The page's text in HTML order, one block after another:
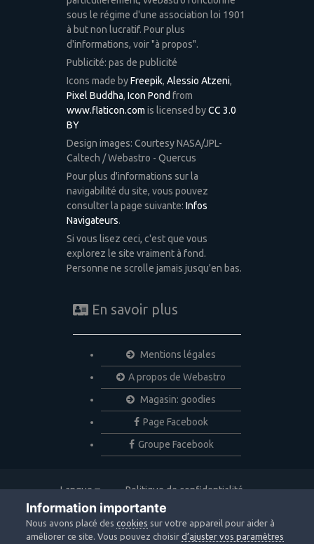
sous le régime d'une association loi 1901
à but non lucratif. Pour plus
d'informations, voir "à propos".
Publicité: pas de publicité
Icons made byFreepik, Alessio Atzeni,
Pixel Buddha, Icon Pond from
www.flaticon.com is licensed byCC 3.0
BY
Design images: Courtesy NASA/JPL-
Caltech / Webastro - Quercus
Pour plus d'informations sur la
navigabilité du site, vous pouvez
consulter la page suivante: Infos
Navigateurs.
Si vous lisez ceci, c'est que vous
explorez le site vraiment à fond.
Personne ne scrolle jamais jusqu'en bas.
En savoir plus
Mentions légales
A propos de Webastro
Magasin: goodies
Page Facebook
Groupe Facebook
Langue
Politique de confidentialité
Nous contacter
Copyright © 2020 Webastro
Powered by Invision Community
Information importante
Nous avons placé descookies sur votre appareil pour aider à
améliorer ce site. Vous pouvez choisird’ajuster vos paramètres